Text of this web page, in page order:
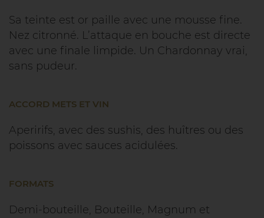
Sa teinte est or paille avec une mousse fine.
Nez citronné. L’attaque en bouche est directe
avec une finale limpide. Un Chardonnay vrai,
sans pudeur.
ACCORD METS ET VIN
Aperirifs, avec des sushis, des huîtres ou des
poissons avec sauces acidulées.
FORMATS
Demi-bouteille, Bouteille, Magnum et